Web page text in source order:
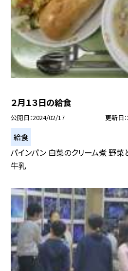
２月１３日の給食
公開日 2024/02/17 更新日
給食
パインパン 白菜のクリーム煮 野菜
牛乳